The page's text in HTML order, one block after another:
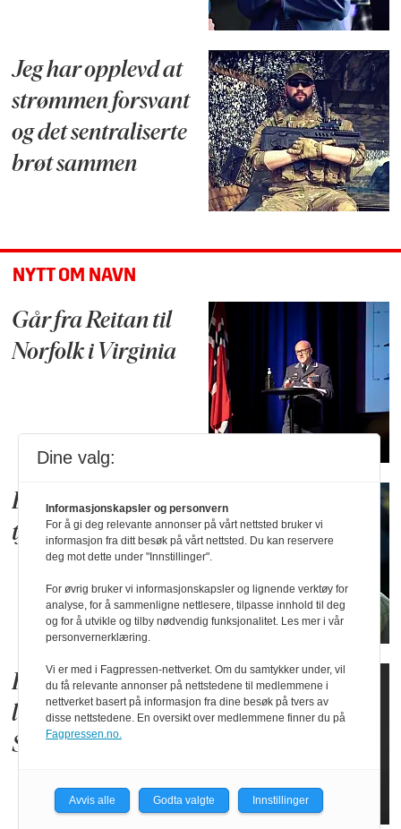
Jeg har opplevd at
strømmen forsvant
og det sentraliserte
brøt sammen
NYTT OM NAVN
Går fra Reitan til
Norfolk i Virginia
Blir sjef for E-
tjenesten
Han er ny dagleg
leiar for
Sønstebyfondet
Dine valg:
Informasjonskapsler og personvern
For å gi deg relevante annonser på vårt nettsted bruker vi
informasjon fra ditt besøk på vårt nettsted. Du kan reservere
deg mot dette under "Innstillinger".
For øvrig bruker vi informasjonskapsler og lignende verktøy for
analyse, for å sammenligne nettlesere, tilpasse innhold til deg
og for å utvikle og tilby nødvendig funksjonalitet. Les mer i vår
personvernerklæring.
Vi er med i Fagpressen-nettverket. Om du samtykker under, vil
du få relevante annonser på nettstedene til medlemmene i
nettverket basert på informasjon fra dine besøk på tvers av
disse nettstedene. En oversikt over medlemmene finner du på
Fagpressen.no.
Avvis alle Godta valgte Innstillinger